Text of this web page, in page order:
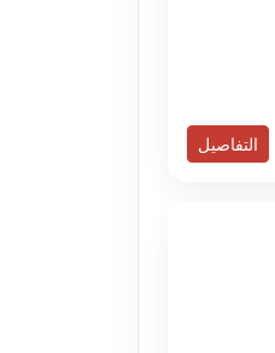
التفاصيل